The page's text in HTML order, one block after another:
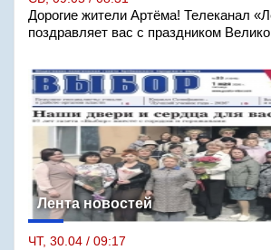
Дорогие жители Артёма! Телеканал
поздравляет вас с праздником
Лента новостей
ЧТ, 30.04 / 09:17